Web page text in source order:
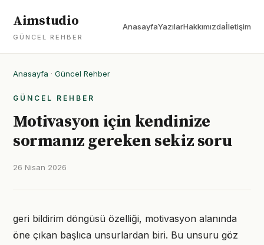
Aimstudio
GÜNCEL REHBER
AnasayfaYazılarHakkımızdaİletişim
Anasayfa · Güncel Rehber
GÜNCEL REHBER
Motivasyon için kendinize
sormanız gereken sekiz soru
26 Nisan 2026
geri bildirim döngüsü özelliği, motivasyon alanında
öne çıkan başlıca unsurlardan biri. Bu unsuru göz